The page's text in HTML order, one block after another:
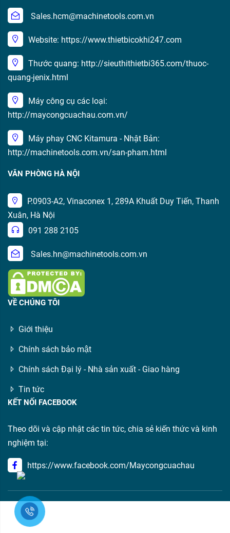
Sales.hcm@machinetools.com.vn
Website: https://www.thietbicokhi247.com
Thước quang: http://sieuthithietbi365.com/thuoc-
quang-jenix.html
Máy công cụ các loại:
http://maycongcuachau.com.vn/
Máy phay CNC Kitamura - Nhật Bản:
http://machinetools.com.vn/san-pham.html
VĂN PHÒNG HÀ NỘI
P.0903-A2, Vinaconex 1, 289A Khuất Duy Tiến, Thanh
Xuân, Hà Nội
091 288 2105
Sales.hn@machinetools.com.vn
VỀ CHÚNG TÔI
Giới thiệu
Chính sách bảo mật
Chính sách Đại lý - Nhà sản xuất - Giao hàng
Tin tức
KẾT NỐI FACEBOOK
Theo dõi và cập nhật các tin tức, chia sẻ kiến thức và kinh
nghiệm tại:
https://www.facebook.com/Maycongcuachau